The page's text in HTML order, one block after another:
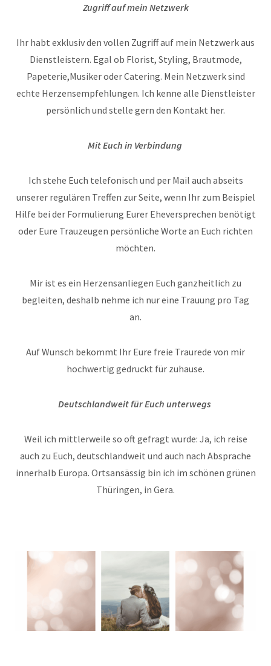
Zugriff auf mein Netzwerk
Ihr habt exklusiv den vollen Zugriff auf mein Netzwerk aus
Dienstleistern. Egal ob Florist, Styling, Brautmode,
Papeterie,Musiker oder Catering. Mein Netzwerk sind
echte Herzensempfehlungen. Ich kenne alle Dienstleister
persönlich und stelle gern den Kontakt her.
Mit Euch in Verbindung
Ich stehe Euch telefonisch und per Mail auch abseits
unserer regulären Treffen zur Seite, wenn Ihr zum Beispiel
Hilfe bei der Formulierung Eurer Eheversprechen benötigt
oder Eure Trauzeugen persönliche Worte an Euch richten
möchten.
Mir ist es ein Herzensanliegen Euch ganzheitlich zu
begleiten, deshalb nehme ich nur eine Trauung pro Tag
an.
Auf Wunsch bekommt Ihr Eure freie Traurede von mir
hochwertig gedruckt für zuhause.
Deutschlandweit für Euch unterwegs
Weil ich mittlerweile so oft gefragt wurde: Ja, ich reise
auch zu Euch, deutschlandweit und auch nach Absprache
innerhalb Europa. Ortsansässig bin ich im schönen grünen
Thüringen, in Gera.